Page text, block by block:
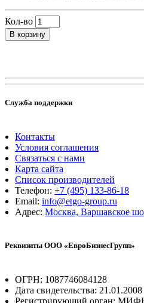
Кол-во
В корзину
Служба поддержки
Контакты
Условия соглашения
Связаться с нами
Карта сайта
Список производителей
Телефон: +7 (495) 133-86-18
Email: info@etgo-group.ru
Адрес: Москва, Варшавское
Реквизиты ООО «ЕвроБизнесГрупп»
ОГРН: 1087746084128
Дата свидетельства: 21.01.2008